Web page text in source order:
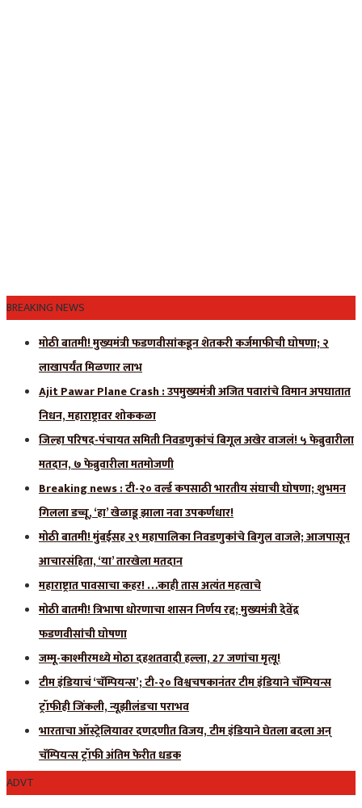
BREAKING NEWS
मोठी बातमी! मुख्यमंत्री फडणवीसांकडून शेतकरी कर्जमाफीची घोषणा; २
लाखापर्यंत मिळणार लाभ
Ajit Pawar Plane Crash : उपमुख्यमंत्री अजित पवारांचे विमान अपघातात
निधन, महाराष्ट्रावर शोककळा
जिल्हा परिषद-पंचायत समिती निवडणुकांचं बिगूल अखेर वाजलं! ५ फेब्रुवारीला
मतदान, ७ फेब्रुवारीला मतमोजणी
Breaking news : टी-२० वर्ल्ड कपसाठी भारतीय संघाची घोषणा; शुभमन
गिलला डच्चू, ‘हा’ खेळाडू झाला नवा उपकर्णधार!
मोठी बातमी! मुंबईसह २९ महापालिका निवडणुकांचे बिगुल वाजले; आजपासून
आचारसंहिता, ‘या’ तारखेला मतदान
महाराष्ट्रात पावसाचा कहर! …काही तास अत्यंत महत्वाचे
मोठी बातमी! त्रिभाषा धोरणाचा शासन निर्णय रद्द; मुख्यमंत्री देवेंद्र
फडणवीसांची घोषणा
जम्मू-काश्मीरमध्ये मोठा दहशतवादी हल्ला, 27 जणांचा मृत्यू!
टीम इंडियाचं ‘चॅम्पियन्स’; टी-२० विश्वचषकानंतर टीम इंडियाने चॅम्पियन्स
ट्रॉफीही जिंकली, न्यूझीलंडचा पराभव
भारताचा ऑस्ट्रेलियावर दणदणीत विजय, टीम इंडियाने घेतला बदला अन्
चॅम्पियन्स ट्रॉफी अंतिम फेरीत धडक
ADVT